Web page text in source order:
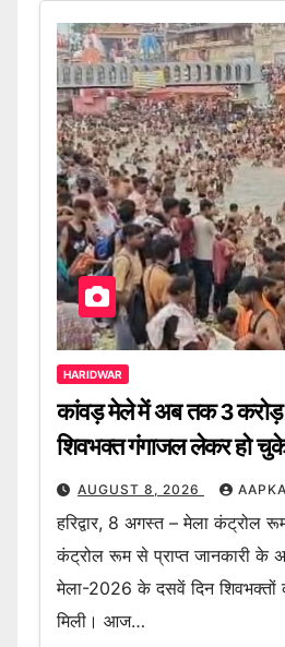
HARIDWAR
कांवड़ मेले में अब तक 3
शिवभक्त गंगाजल लेकर हो चुके
AUGUST 8, 2026
हरिद्वार, 8 अगस्त – मेला कंट्रोल
कंट्रोल रूम से प्राप्त जानकारी के
मेला-2026 के दसवें दिन शिवभक्तों
मिली। आज…